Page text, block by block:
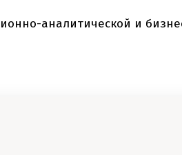
аналитической и